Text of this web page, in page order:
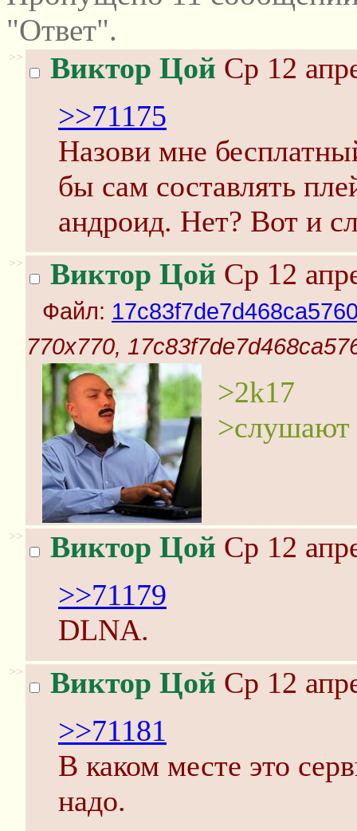
"Ответ".
>> Виктор Цой Ср 12
>>71175
Назови мне
бы сам составлять
андроид. Нет? Вот и
>> Виктор Цой Ср 12
Файл:
770x770,
>2k17
>> Виктор Цой Ср 12
>>71179
DLNA.
>> Виктор Цой Ср 12
>>71181
В каком месте это
надо.